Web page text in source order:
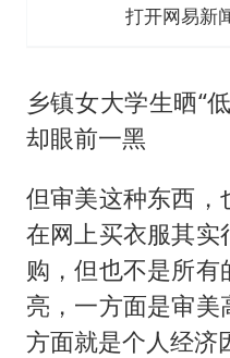
打开网易新
乡镇女大学生晒“
却眼前一黑
但审美这种东西，
在网上买衣服其
购，但也不是所
亮，一方面是审
方面就是个人经济